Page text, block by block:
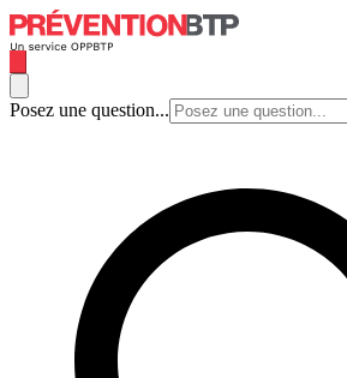
Posez une question...